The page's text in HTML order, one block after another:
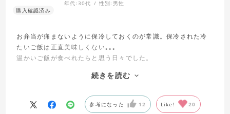
年代:30代 性別: 男性
お弁当が痛まないように保冷しておくのが常識。保冷された冷
たいご飯は正直美味しくない｡｡｡
温かいご飯が食べれたらと思う日々でした。
容器にいれ、しっかり保温して持ち運ぶ。
お昼には温かいご飯が食べられる。おかげさまで、お昼が待ち
続きを読む
参考になった 12 Like! 20